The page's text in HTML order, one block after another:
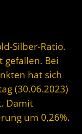
Silber-Ratio.
gefallen. Bei
hat sich
(30.06.2023)
Damit
um 0,26%.